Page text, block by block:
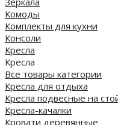
Комоды
Комплекты для кухни
Консоли
Кресла
Кресла
Все товары категории
Кресла для отдыха
Кресла подвесные на
Кресла-качалки
Кровати деревянные